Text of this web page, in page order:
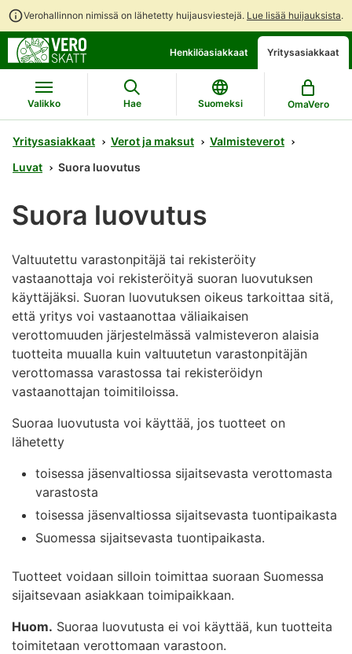
Verohallinnon nimissä on lähetetty huijausviestejä. Lue lisää huijauksista.
suoraan
sisältöön
koko
sivuston
hakuun
Henkilöasiakkaat Yritysasiakkaat
Valikko Hae Suomeksi OmaVero
Yritysasiakkaat Verot ja maksut
Valmisteverot
Luvat
Suora luovutus
Suora luovutus
Valtuutettu varastonpitäjä tai rekisteröity
vastaanottaja voi rekisteröityä suoran luovutuksen
käyttäjäksi. Suoran luovutuksen oikeus tarkoittaa sitä,
että yritys voi vastaanottaa väliaikaisen
verottomuuden järjestelmässä valmisteveron alaisia
tuotteita muualla kuin valtuutetun varastonpitäjän
verottomassa varastossa tai rekisteröidyn
vastaanottajan toimitiloissa.
Suoraa luovutusta voi käyttää, jos tuotteet on
lähetetty
toisessa jäsenvaltiossa sijaitsevasta verottomasta
varastosta
toisessa jäsenvaltiossa sijaitsevasta tuontipaikasta
Suomessa sijaitsevasta tuontipaikasta.
Tuotteet voidaan silloin toimittaa suoraan Suomessa
sijaitsevaan asiakkaan toimipaikkaan.
Huom. Suoraa luovutusta ei voi käyttää, kun tuotteita
toimitetaan verottomaan varastoon.